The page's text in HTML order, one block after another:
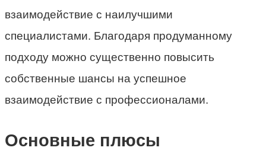
взаимодействие с наилучшими
специалистами. Благодаря продуманному
подходу можно существенно повысить
собственные шансы на успешное
взаимодействие с профессионалами.
Основные плюсы